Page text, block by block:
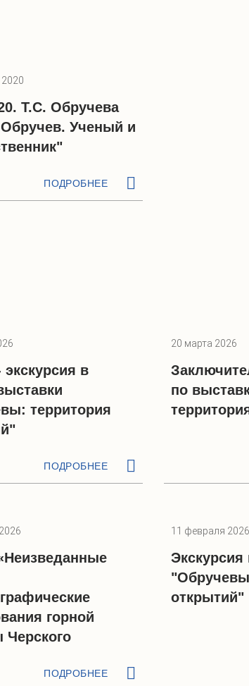
Т.С. Обручева
Ученый и
ПОДРОБНЕЕ
в
территория
ПОДРОБНЕЕ
20 марта 2026
по
горной
Черского
ПОДРОБНЕЕ
11 февраля 2026
Экскурсия
открытий"